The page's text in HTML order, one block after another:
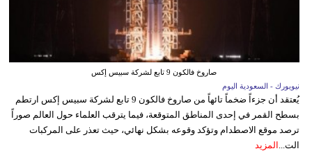
صاروخ فالكون 9 تابع لشركة سبيس إكس
نيويورك - السعودية اليوم
يُعتقد أن جزءاً ضخماً تائهاً من صاروخ فالكون 9 تابع لشركة سبيس إكس ارتطم
بسطح القمر في إحدى المناطق المتوقعة، فيما يترقب العلماء حول العالم صوراً
ترصد موقع الاصطدام وتؤكد وقوعه بشكل نهائي، حيث تعذر على المركبات
الت...
المزيد